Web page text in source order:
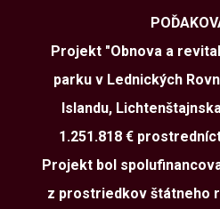
Projekt "Obnova a
parku v Lednických
Islandu,
1.251.818 €
Projekt bol
z prostriedkov štátneho